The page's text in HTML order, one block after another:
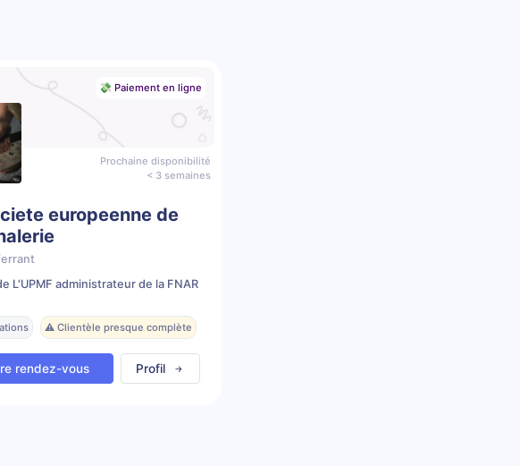
💸 Paiement en ligne
Prochaine disponibilité
< 3 semaines
europeenne de
L'UPMF administrateur de la FNAR
⚠️ Clientèle presque complète
rendez-vous Profil